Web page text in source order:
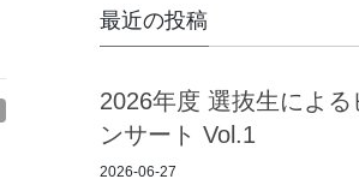
最近の投稿
2026年度 選抜生による
ンサート Vol.1
2026-06-27